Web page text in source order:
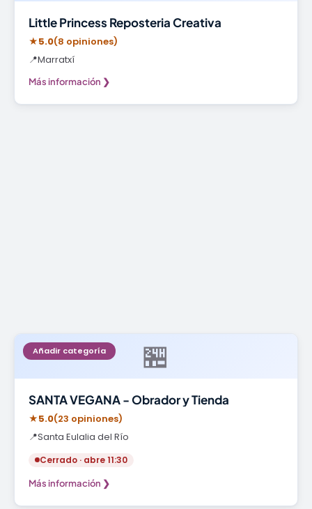
Little Princess Reposteria Creativa
★5.0(8 opiniones)
📍Marratxí
Más información ❯
🏪
Añadir categoría
SANTA VEGANA - Obrador y Tienda
★5.0(23 opiniones)
📍Santa Eulalia del Río
Cerrado · abre 11:30
Más información ❯